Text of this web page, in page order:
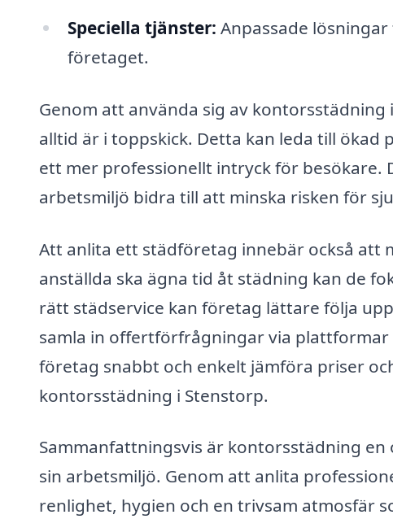
Speciella tjänster: Anpassade
företaget.
Genom att använda sig av
alltid är i toppskick. Detta kan leda till
ett mer professionellt intryck för besökare.
arbetsmiljö bidra till att minska risken för
Att anlita ett städföretag innebär också att
anställda ska ägna tid åt städning kan de
rätt städservice kan företag lättare följa
samla in offertförfrågningar via
företag snabbt och enkelt jämföra priser
kontorsstädning i Stenstorp.
Sammanfattningsvis är kontorsstädning
sin arbetsmiljö. Genom att anlita
renlighet, hygien och en trivsam atmosfär